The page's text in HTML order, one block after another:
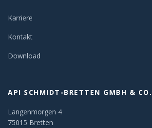
Karriere
Kontakt
Download
API SCHMIDT-BRETTEN GMBH &
Langenmorgen 4
75015 Bretten